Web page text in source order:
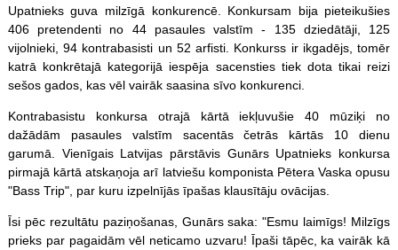
Upatnieks guva milzīgā konkurencē. Konkursam bija pieteikušies
406 pretendenti no 44 pasaules valstīm - 135 dziedātāji, 125
vijolnieki, 94 kontrabasisti un 52 arfisti. Konkurss ir ikgadējs, tomēr
katrā konkrētajā kategorijā iespēja sacensties tiek dota tikai reizi
sešos gados, kas vēl vairāk saasina sīvo konkurenci.
Kontrabasistu konkursa otrajā kārtā iekļuvušie 40 mūziķi no
dažādām pasaules valstīm sacentās četrās kārtās 10 dienu
garumā. Vienīgais Latvijas pārstāvis Gunārs Upatnieks konkursa
pirmajā kārtā atskaņoja arī latviešu komponista Pētera Vaska opusu
"Bass Trip", par kuru izpelnījās īpašas klausītāju ovācijas.
Īsi pēc rezultātu paziņošanas, Gunārs saka: "Esmu laimīgs! Milzīgs
prieks par pagaidām vēl neticamo uzvaru! Īpaši tāpēc, ka vairāk kā